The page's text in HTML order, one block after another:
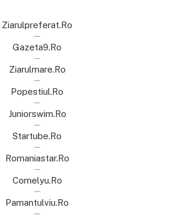
Ziarulpreferat.ro
Gazeta9.ro
Ziarulmare.ro
Popestiul.ro
Juniorswim.ro
Startube.ro
Romaniastar.ro
Cornelyu.ro
Pamantulviu.ro